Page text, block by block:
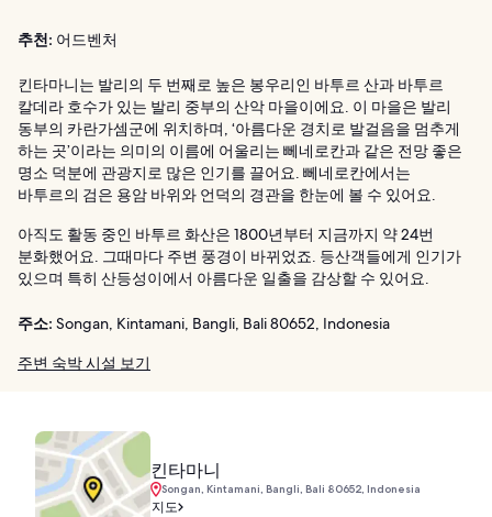
추천: 어드벤처
킨타마니는 발리의 두 번째로 높은 봉우리인 바투르 산과 바투르
칼데라 호수가 있는 발리 중부의 산악 마을이에요. 이 마을은 발리
동부의 카란가셈군에 위치하며, ‘아름다운 경치로 발걸음을 멈추게
하는 곳’이라는 의미의 이름에 어울리는 뻬네로칸과 같은 전망 좋은
명소 덕분에 관광지로 많은 인기를 끌어요. 뻬네로칸에서는
바투르의 검은 용암 바위와 언덕의 경관을 한눈에 볼 수 있어요.
아직도 활동 중인 바투르 화산은 1800년부터 지금까지 약 24번
분화했어요. 그때마다 주변 풍경이 바뀌었죠. 등산객들에게 인기가
있으며 특히 산등성이에서 아름다운 일출을 감상할 수 있어요.
주소: Songan, Kintamani, Bangli, Bali 80652, Indonesia
주변 숙박 시설 보기
킨타마니
Songan, Kintamani, Bangli, Bali 80652, Indonesia
지도